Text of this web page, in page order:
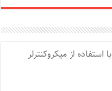
مدار دیمر پاور LED با استفاده از میکروکنترلر